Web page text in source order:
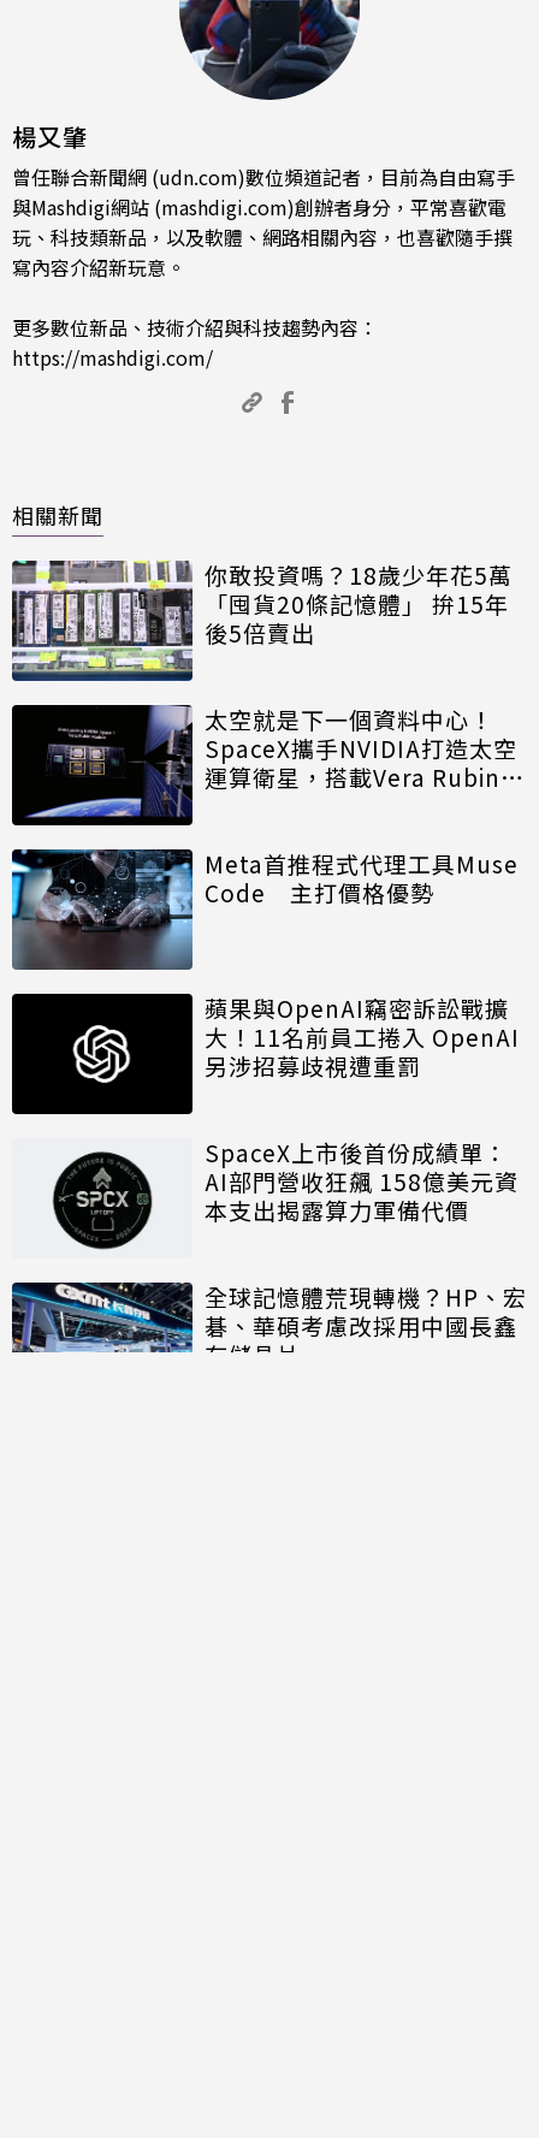
楊又肇
曾任聯合新聞網 (udn.com)數位頻道記者，目前為自由寫手
與Mashdigi網站 (mashdigi.com)創辦者身分，平常喜歡電
玩、科技類新品，以及軟體、網路相關內容，也喜歡隨手撰
寫內容介紹新玩意。
更多數位新品、技術介紹與科技趨勢內容：
https://mashdigi.com/
相關新聞
你敢投資嗎？18歲少年花5萬
「囤貨20條記憶體」 拚15年
後5倍賣出
太空就是下一個資料中心！
SpaceX攜手NVIDIA打造太空
運算衛星，搭載Vera Rubin運
Meta首推程式代理工具Muse
Code 主打價格優勢
蘋果與OpenAI竊密訴訟戰擴
大！11名前員工捲入 OpenAI
另涉招募歧視遭重罰
SpaceX上市後首份成績單：
AI部門營收狂飆 158億美元資
本支出揭露算力軍備代價
全球記憶體荒現轉機？HP、宏
碁、華碩考慮改採用中國長鑫
存儲晶片